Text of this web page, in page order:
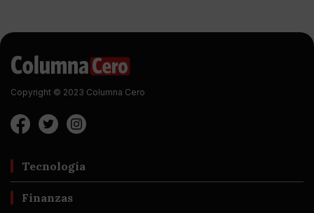
Copyright © 2023 Columna Cero
Tecnología
Finanzas